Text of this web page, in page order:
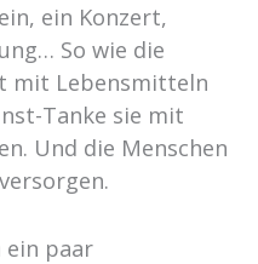
ein Konzert,
So wie die
mit Lebensmitteln
Tanke sie mit
Und die Menschen
ein paar